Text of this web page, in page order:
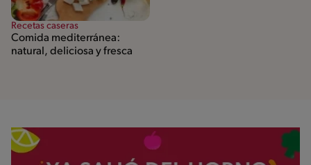
Recetas caseras
Comida mediterránea:
natural, deliciosa y fresca